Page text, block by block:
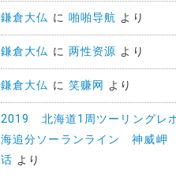
鎌倉大仏 に 啪啪导航 より
鎌倉大仏 に 两性资源 より
鎌倉大仏 に 笑赚网 より
2019 北海道1周ツーリングレ
海追分ソーランライン 神威岬
话 より